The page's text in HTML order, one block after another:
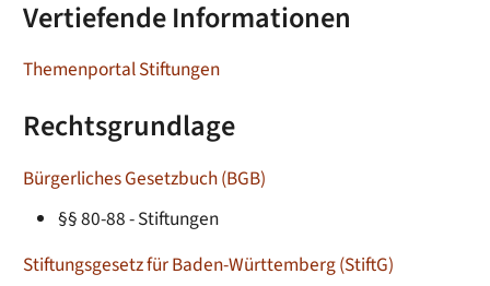
Vertiefende Informationen
Themenportal Stiftungen
Rechtsgrundlage
Bürgerliches Gesetzbuch (BGB)
§§ 80-88 - Stiftungen
Stiftungsgesetz für Baden-Württemberg (StiftG)